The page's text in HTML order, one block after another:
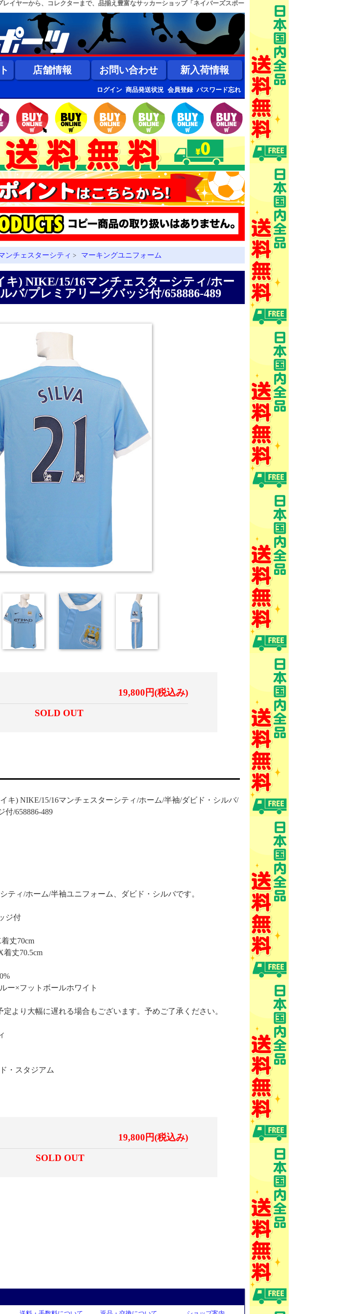
イヤーから、コレクターまで、品揃え豊富なサッカーショップ「ネイバーズスポー
店舗情報 お問い合わせ 新入荷情報
ログイン 商品発送状況 会員登録 パスワード忘れ
ンチェスターシティ > マーキングユニフォーム
) NIKE/15/16マンチェスターシティ/ホー
バ/プレミアリーグバッジ付/658886-489
19,800円(税込み)
SOLD OUT
キ) NIKE/15/16マンチェスターシティ/ホーム/半袖/ダビド・シルバ/
付/658886-489
ティ/ホーム/半袖ユニフォーム、ダビド・シルバです。
ジ付
丈70cm
着丈70.5cm
ー×フットボールホワイト
より大幅に遅れる場合もございます。予めご了承ください。
・スタジアム
19,800円(税込み)
SOLD OUT